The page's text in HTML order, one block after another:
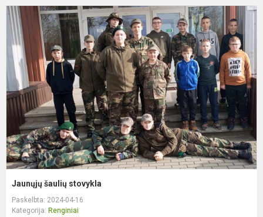
Jaunųjų šaulių stovykla
Paskelbta: 2024-04-16
Kategorija: Renginiai